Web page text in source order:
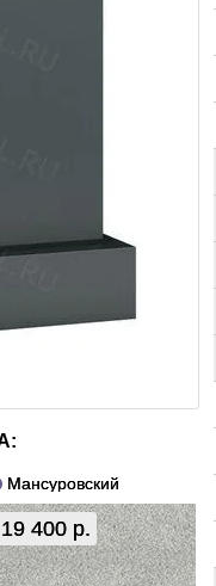
Мансуровский
19 400 р.